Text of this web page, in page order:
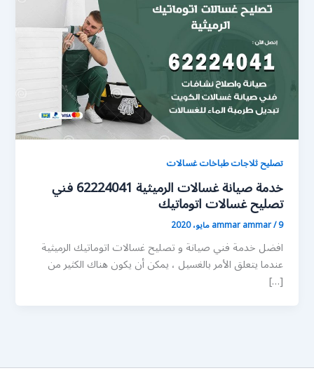
تصليح ثلاجات طباخات غسالات
خدمة صيانة غسالات الرميثية 62224041 فني
تصليح غسالات اتوماتيك
ammar ammar/9 مايو، 2020
افضل خدمة فني صيانة و تصليح غسالات اتوماتيك الرميثية
عندما يتعلق الأمر بالغسيل ، يمكن أن يكون هناك الكثير من
[…]